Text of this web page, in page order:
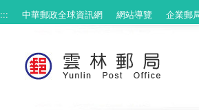
跳到主要內容區塊
::: 中華郵政全球資訊網 網站導覽 企業郵